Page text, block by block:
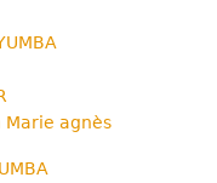
Marie agnès